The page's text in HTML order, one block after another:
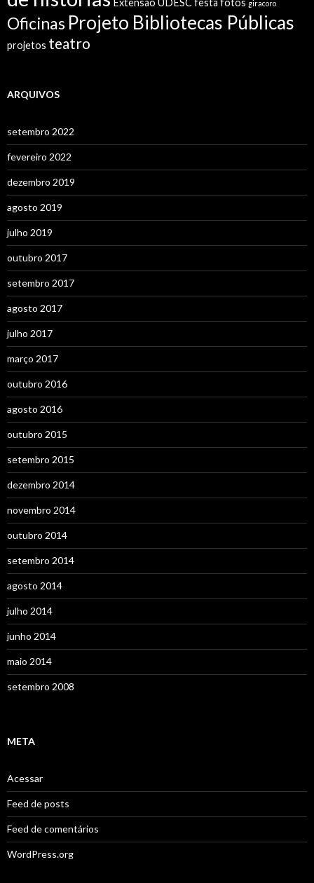
Extensão UDESCfesta fotos giracoro
Oficinas Projeto Bibliotecas Públicas
projetos teatro
ARQUIVOS
setembro 2022
fevereiro 2022
dezembro 2019
agosto 2019
julho 2019
outubro 2017
setembro 2017
agosto 2017
julho 2017
março 2017
outubro 2016
agosto 2016
outubro 2015
setembro 2015
dezembro 2014
novembro 2014
outubro 2014
setembro 2014
agosto 2014
julho 2014
junho 2014
maio 2014
setembro 2008
META
Acessar
Feed de posts
Feed de comentários
WordPress.org